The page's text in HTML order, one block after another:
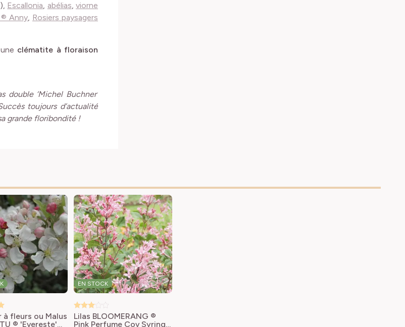
Escallonia, abélias,viorne
® Anny, Rosiers paysagers
clématite à floraison
‘Michel Buchner’
toujours d’actualité
grande floribondité !
à fleurs ou Malus
® 'Evereste'
EN STOCK
Lilas BLOOMERANG ®
Pink Perfume Cov Syringa